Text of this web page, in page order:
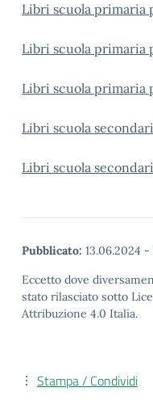
Libri scuola primaria
Libri scuola primaria
Libri scuola primaria
Libri scuola
Libri scuola
Pubblicato: 13.06.2024 -
Eccetto dove
stato rilasciato sotto
Attribuzione 4.0 Italia.
Stampa / Condividi